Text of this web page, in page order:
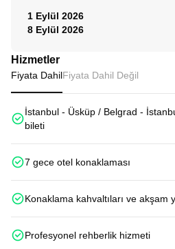
1 Eylül 2026
8 Eylül 2026
Hizmetler
Fiyata DahilFiyata Dahil Değil
İstanbul - Üsküp / Belgrad -
bileti
7 gece otel konaklaması
Konaklama kahvaltıları ve akşam
Profesyonel rehberlik hizmeti